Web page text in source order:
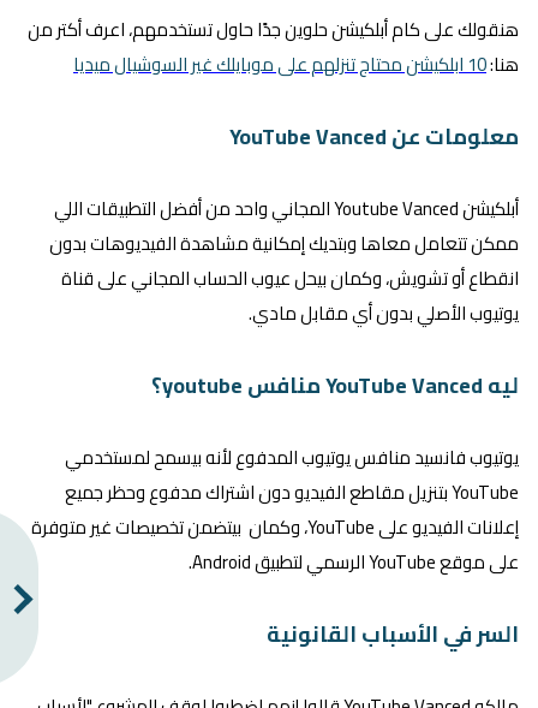
هنقولك على كام أبلكيشن حلوين جدًا حاول تستخدمهم، اعرف أكتر من
هنا:10 ابلكيشن محتاج تنزلهم على موبايلك غير السوشيال ميديا
معلومات عن YouTube Vanced
أبلكيشن Youtube Vanced المجاني واحد من أفضل التطبيقات اللي
ممكن تتعامل معاها وبتديك إمكانية مشاهدة الفيديوهات بدون
انقطاع أو تشويش، وكمان بيحل عيوب الحساب المجاني على قناة
يوتيوب الأصلي بدون أي مقابل مادي.
ليه YouTube Vanced منافس youtube؟
يوتيوب فانسيد منافس يوتيوب المدفوع لأنه بيسمح لمستخدمي
YouTube بتنزيل مقاطع الفيديو دون اشتراك مدفوع وحظر جميع
إعلانات الفيديو على YouTube، وكمان بيتضمن تخصيصات غير متوفرة
على موقع YouTube الرسمي لتطبيق Android.
السر في الأسباب القانونية